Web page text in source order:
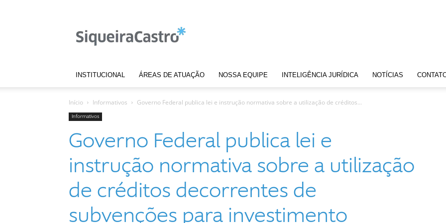
Siqueira
INSTITUCIONAL ÁREAS DE ATUAÇÃO NOSSA EQUIPE INTELIGÊNCIA JURÍDICA NOTÍCIAS
Início Informativos Governo Federal publica lei e instrução normativa sobre a utilização de créditos...
Informativos
Governo Federal publica lei e
instrução normativa sobre a utilização
de créditos decorrentes de
subvenções para investimento